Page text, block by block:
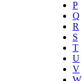
P
Q
R
S
T
U
V